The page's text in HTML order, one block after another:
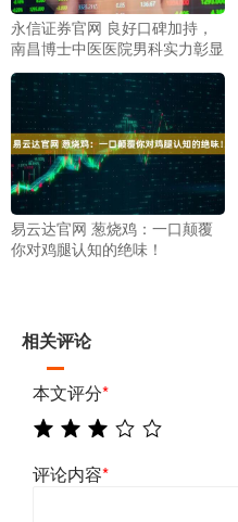
永信证券官网 良好口碑加持，
南昌博士中医医院男科实力彰显
易云达官网 葱烧鸡：一口颠覆
你对鸡腿认知的绝味！
相关评论
本文评分*
评论内容*